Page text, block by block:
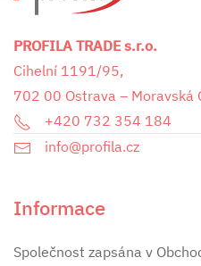
PROFILA TRADE s.r.o.
Cihelní 1191/95,
702 00 Ostrava – Moravská
+420 732 354 184
info@profila.cz
Informace
Společnost zapsána v